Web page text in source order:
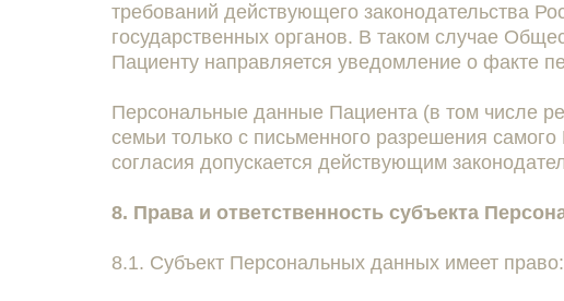
требований действующего законодательства
государственных органов. В таком случае
Пациенту направляется уведомление о факте
Персональные данные Пациента (в том числе
семьи только с письменного разрешения
согласия допускается действующим
8. Права и ответственность субъекта
8.1. Субъект Персональных данных имеет право: